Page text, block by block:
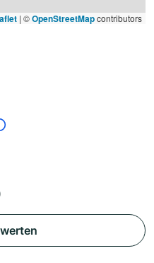
| ©OpenStreetMapcontributors